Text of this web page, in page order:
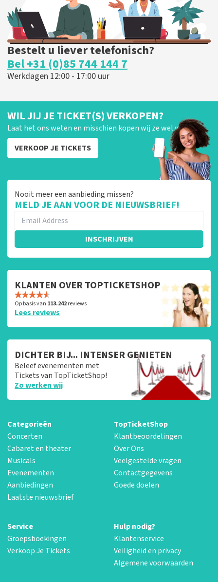
Bestelt u liever telefonisch?
Bel +31 (0)85 744 144 7
Werkdagen 12:00 - 17:00 uur
WIL JIJ JE TICKET(S) VERKOPEN?
Laat het ons weten en misschien kopen wij ze wel van je!
VERKOOP JE TICKETS
Nooit meer een aanbieding missen?
MELD JE AAN VOOR DE NIEUWSBRIEF!
INSCHRIJVEN
KLANTEN OVER TOPTICKETSHOP
Op basis van 113.242reviews
Lees reviews
DICHTER BIJ... INTENSER GENIETEN
Beleef evenementen met
Tickets van TopTicketShop!
Zo werken wij
Categorieën
Concerten
Cabaret en theater
Musicals
Evenementen
Aanbiedingen
Laatste nieuwsbrief
TopTicketShop
Klantbeoordelingen
Over Ons
Veelgestelde vragen
Contactgegevens
Goede doelen
Service
Groepsboekingen
Verkoop Je Tickets
Hulp nodig?
Klantenservice
Veiligheid en privacy
Algemene voorwaarden